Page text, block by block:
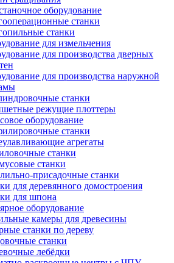
оборудование
станки
станки
для измельчения
для производства дверных
для производства наружной
станки
режущие плоттеры
оборудование
станки
агрегаты
станки
станки
присадочные станки
для деревянного домостроения
для шпона
оборудование
камеры для древесины
станки по дереву
станки
лебёдки